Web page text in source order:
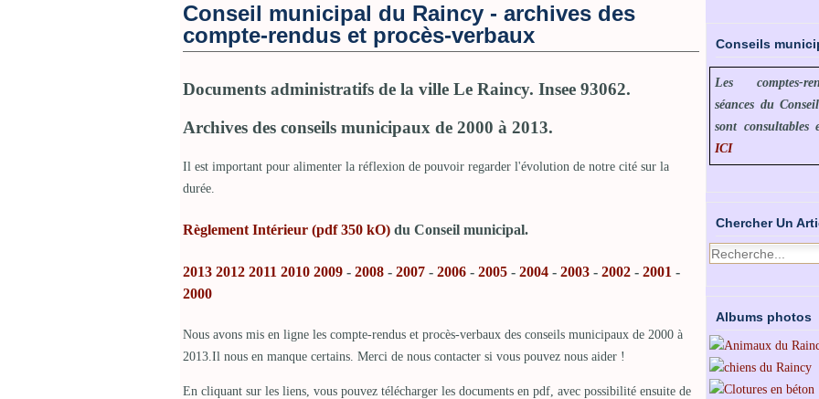
Conseil municipal du Raincy - archives des
compte-rendus et procès-verbaux
Documents administratifs de la ville Le Raincy. Insee 93062.
Archives des conseils municipaux de 2000 à 2013.
Il est important pour alimenter la réflexion de pouvoir regarder l'évolution de notre cité sur la
durée.
Règlement Intérieur (pdf 350 kO) du Conseil municipal.
2013 2012 2011 2010 2009 - 2008 - 2007 - 2006 - 2005 - 2004 - 2003 - 2002 - 2001 -
2000
Nous avons mis en ligne les compte-rendus et procès-verbaux des conseils municipaux de 2000 à
2013.Il nous en manque certains. Merci de nous contacter si vous pouvez nous aider !
En cliquant sur les liens, vous pouvez télécharger les documents en pdf, avec possibilité ensuite de
Conseils
Les comptes-
séances du
sont consultables
ICI
Chercher Un
Albums photos